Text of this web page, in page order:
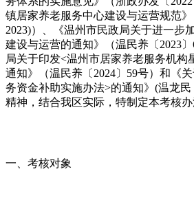
镇居家养老服务中心建设与运营规范》
2023)）、《温州市民政局关于进一步
建设与运营的通知》（温民养〔2023
局关于印发<温州市居家养老服务机构
通知》（温民养〔2024〕59号）和《
务资金补助实施办法>的通知》(温龙民
精神，结合我区实际，特制定本考核办
一、考核对象